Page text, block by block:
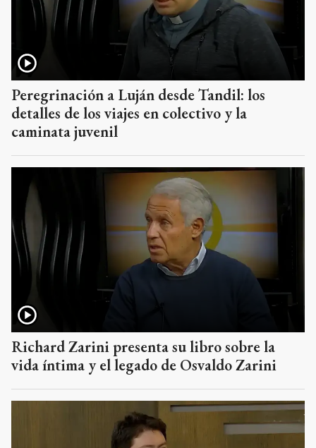
Peregrinación a Luján desde Tandil: los
detalles de los viajes en colectivo y la
caminata juvenil
Richard Zarini presenta su libro sobre la
vida íntima y el legado de Osvaldo Zarini